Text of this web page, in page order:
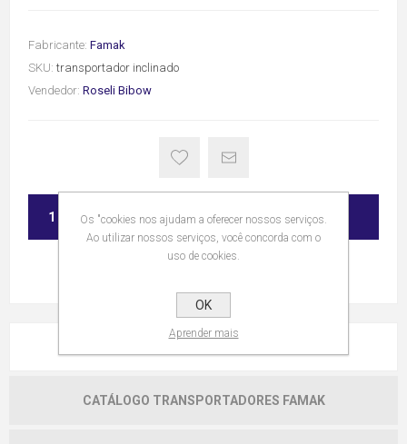
Fabricante: Famak
SKU: transportador inclinado
Vendedor: Roseli Bibow
ADICIONAR
CATÁLOGO TRANSPORTADORES FAMAK
Os "cookies nos ajudam a oferecer nossos serviços.
Ao utilizar nossos serviços, você concorda com o
uso de cookies.
OK
Aprender mais